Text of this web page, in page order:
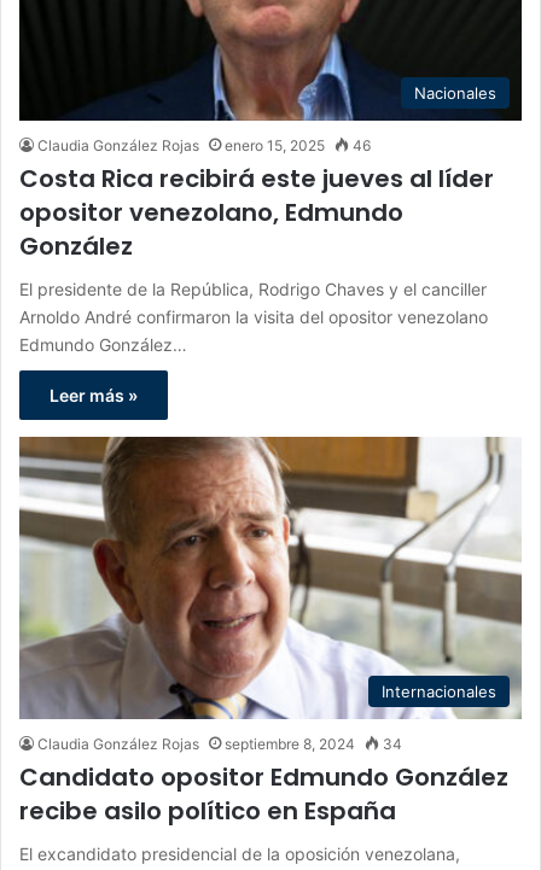
Nacionales
Claudia González Rojas enero 15, 2025 46
Costa Rica recibirá este jueves al líder
opositor venezolano, Edmundo
González
El presidente de la República, Rodrigo Chaves y el canciller
Arnoldo André confirmaron la visita del opositor venezolano
Edmundo González…
Leer más »
Internacionales
Claudia González Rojas septiembre 8, 2024 34
Candidato opositor Edmundo González
recibe asilo político en España
El excandidato presidencial de la oposición venezolana,